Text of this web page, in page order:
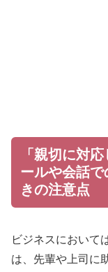
「親切に対
ールや会話
きの注意点
ビジネスにおいて
は、先輩や上司に